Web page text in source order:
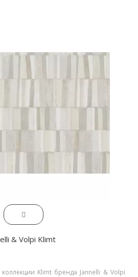
& Volpi Klimt
Klimt бренда Jannelli & Volpi